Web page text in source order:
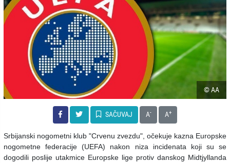
© AA
SAČUVAJ A- A+
Srbijanski nogometni klub "Crvenu zvezdu", očekuje kazna Europske
nogometne federacije (UEFA) nakon niza incidenata koji su se
dogodili poslije utakmice Europske lige protiv danskog Midtjyllanda